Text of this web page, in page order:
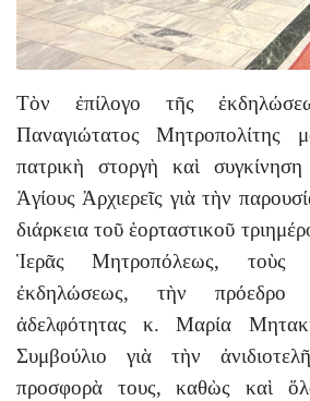
Τὸν ἐπίλογο τῆς
Παναγιώτατος
πατρικὴ στοργὴ καὶ συγκίνηση
Ἁγίους Ἀρχιερεῖς γιὰ τὴν
διάρκεια τοῦ ἑορταστικοῦ
Ἱερᾶς Μητροπόλεως, τοὺς
ἐκδηλώσεως, τὴν πρόεδρο
ἀδελφότητας κ. Μαρία
Συμβούλιο γιὰ τὴν
προσφορὰ τους, καθὼς καὶ